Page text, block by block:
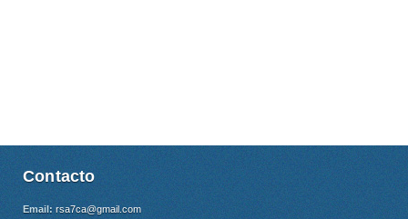
Contacto
Email: rsa7ca@gmail.com